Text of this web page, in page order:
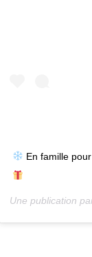
En famille
Une publication